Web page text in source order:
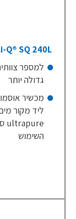
למספר
גדולה יותר
מכשיר
ליד מקור
ultrapure
השימוש